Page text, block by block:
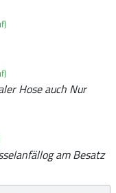
Hose auch Nur
am Besatz